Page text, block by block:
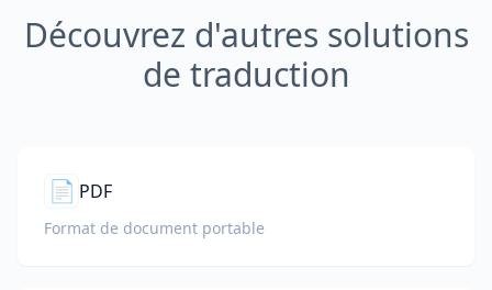
Découvrez d'autres solutions
de traduction
📄 PDF
Format de document portable